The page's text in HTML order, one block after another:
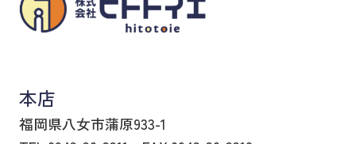
本店
福岡県八女市蒲原933-1